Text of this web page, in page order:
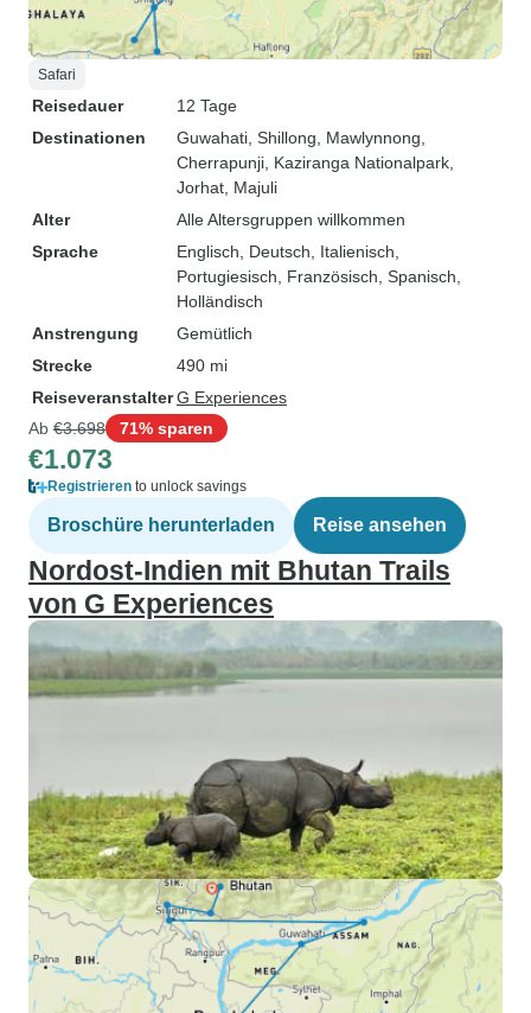
Safari
Reisedauer
12 Tage
Destinationen
Guwahati , Shillong , Mawlynnong
Cherrapunji , Kaziranga Nationalpark
Jorhat , Majuli
Alter
Alle Altersgruppen willkommen
Sprache
Englisch, Deutsch, Italienisch,
Portugiesisch, Französisch, Spanisch,
Holländisch
Anstrengung
Gemütlich
Strecke
490 mi
ReiseveranstalterG Experiences
Ab €3.698 71% sparen
€1.073
Registrieren to unlock savings
Broschüre herunterladen Reise ansehen
Nordost-Indien mit Bhutan Trails
von G Experiences